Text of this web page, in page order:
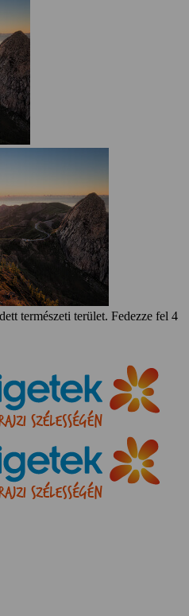
természeti terület. Fedezze fel 4